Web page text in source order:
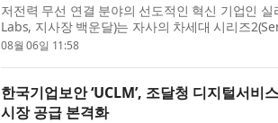
저전력 무선 연결 분야의 선도적인 혁신 기업인
Labs, 지사장 백운달)는 자사의 차세대 시리즈
LE(Bluetooth® Low Energy) 무선 SoC인 ‘BG2B’를
08월 06일 11:58
한국기업보안 ‘UCLM’, 조달청 디지털서비
시장 공급 본격화